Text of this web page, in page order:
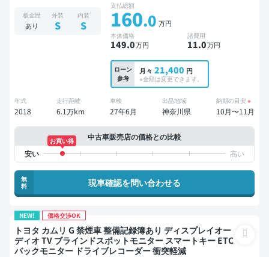
板金歴
あり
外装
S
内装
S
支払総額
160.0 万円
本体価格
149.0万円
諸費用
11.0万円
ローン
参考
月々 21,400 円
※金額は変更できます。
年式
2018
走行距離
6.1万km
車検
27年6月
出品地域
神奈川県
納期の目安 ※
10月〜11月
中古車販売店の価格との比較
お買い得
無
料
現車確認を問い合わせる
NEW! 価格交渉OK
トヨタ カムリ G 禁煙車 整備記録簿あり ディスプレイオー
ディオ TV ブラインドスポットモニター スマートキー ETC
バックモニター ドライブレコーダー 衝突軽減